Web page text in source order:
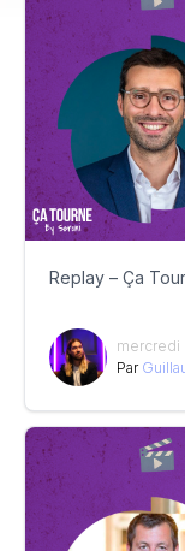
Replay – Ça
mercredi
Par